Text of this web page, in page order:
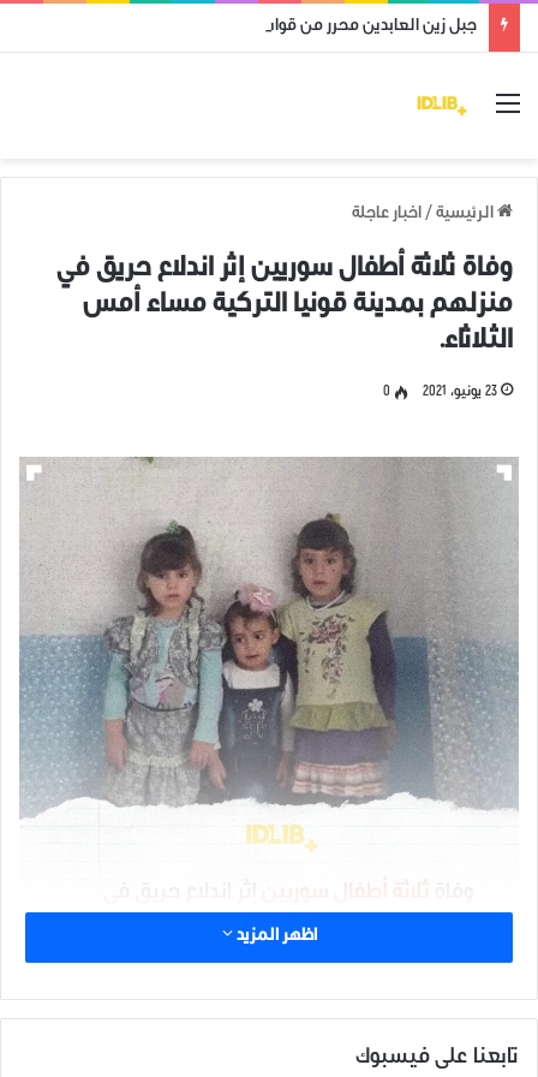
جبل زين العابدين محرر من قوات النظام وميليشياته
القائمة
الرئيسية / اخبار عاجلة
وفاة ثلاثة أطفال سوريين إثر اندلاع حريق في
منزلهم بمدينة قونيا التركية مساء أمس
الثلاثاء.
23 يونيو، 2021 0
شارك هذا الموضوع:
اظهر المزيد
تابعنا على فيسبوك